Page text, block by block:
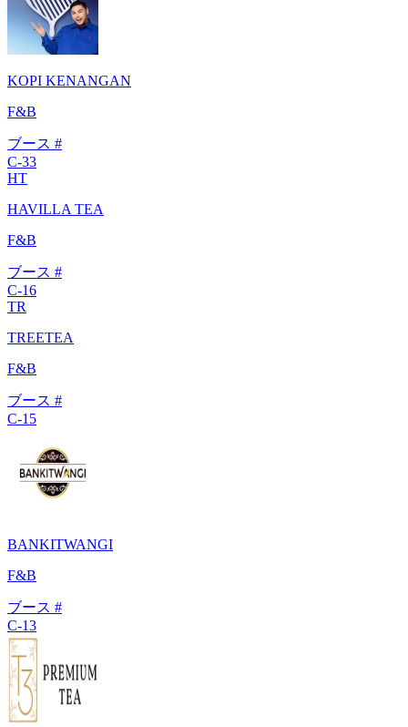
KOPI KENANGAN
F&B
ブース #
C-33
HT
HAVILLA TEA
F&B
ブース #
C-16
TR
TREETEA
F&B
ブース #
C-15
BANKITWANGI
F&B
ブース #
C-13